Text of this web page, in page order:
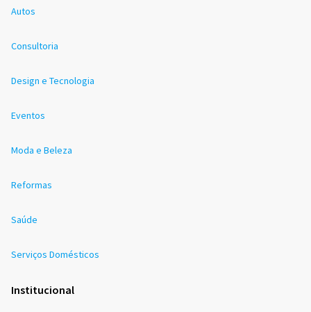
Autos
Consultoria
Design e Tecnologia
Eventos
Moda e Beleza
Reformas
Saúde
Serviços Domésticos
Institucional